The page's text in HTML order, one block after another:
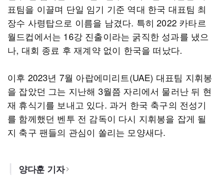
표팀을 이끌며 단일 임기 기준 역대 한국 대표팀 최
장수 사령탑으로 이름을 남겼다. 특히 2022 카타르
월드컵에서는 16강 진출이라는 굵직한 성과를 냈으
나, 대회 종료 후 재계약 없이 한국을 떠났다.
이후 2023년 7월 아랍에미리트(UAE) 대표팀 지휘봉
을 잡았던 그는 지난해 3월쯤 자리에서 물러난 뒤 현
재 휴식기를 보내고 있다. 과거 한국 축구의 전성기
를 함께했던 벤투 전 감독이 다시 지휘봉을 잡게 될
지 축구 팬들의 관심이 쏠리는 모양새다.
양다훈 기자